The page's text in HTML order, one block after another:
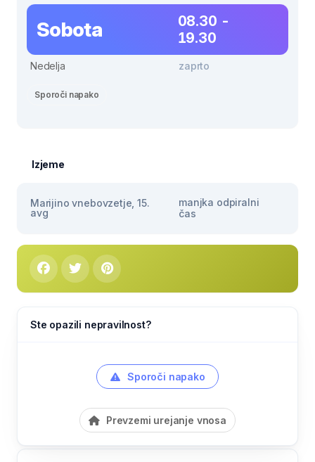
Sobota
08.30 -
19.30
Nedelja zaprto
Sporoči napako
Izjeme
Marijino vnebovzetje, 15.
avg
manjka odpiralni
čas
Ste opazili nepravilnost?
Sporoči napako
Prevzemi urejanje vnosa